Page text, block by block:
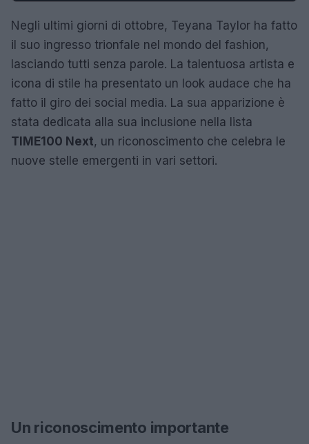
Negli ultimi giorni di ottobre, Teyana Taylor ha fatto
il suo ingresso trionfale nel mondo del fashion,
lasciando tutti senza parole. La talentuosa artista e
icona di stile ha presentato un look audace che ha
fatto il giro dei social media. La sua apparizione è
stata dedicata alla sua inclusione nella lista
TIME100 Next, un riconoscimento che celebra le
nuove stelle emergenti in vari settori.
Un riconoscimento importante